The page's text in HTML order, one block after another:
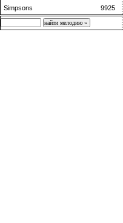
Simpsons 9925